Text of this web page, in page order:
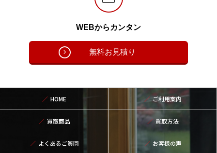
WEBからカンタン
無料お見積り
HOME ご利用案内
買取商品 買取方法
よくあるご質問 お客様の声